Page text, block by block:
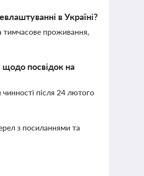
в Україні?
тимчасове проживання,
щодо посвідок на
після 24 лютого
з посиланнями та